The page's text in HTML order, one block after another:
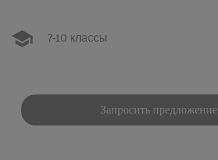
7-10 классы
Запросить предложение